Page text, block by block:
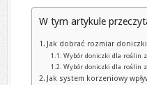
W tym artykule
Jak dobrać rozmiar
Wybór doniczki dla roślin
Wybór doniczki dla roślin
Jak system korzeniowy